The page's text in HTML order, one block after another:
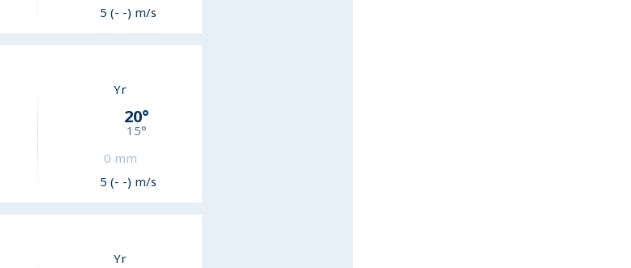
5 (- -) m/s
Yr
20°
15°
0 mm
5 (- -) m/s
Yr